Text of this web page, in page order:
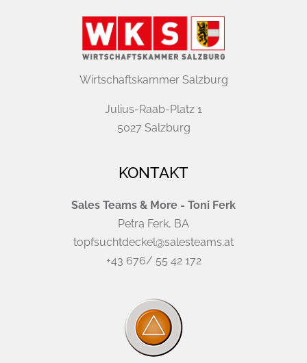
Wirtschaftskammer Salzburg
Julius-Raab-Platz 1
5027 Salzburg
KONTAKT
Sales Teams & More - Toni Ferk
Petra Ferk, BA
topfsuchtdeckel@salesteams.at
+43 676/ 55 42 172